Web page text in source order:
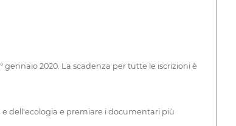
gennaio 2020. La scadenza per tutte le iscrizioni è
dell'ecologia e premiare i documentari più